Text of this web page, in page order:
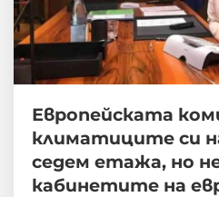
Европейската
климатиците си
седем етажа, но
кабинетите на